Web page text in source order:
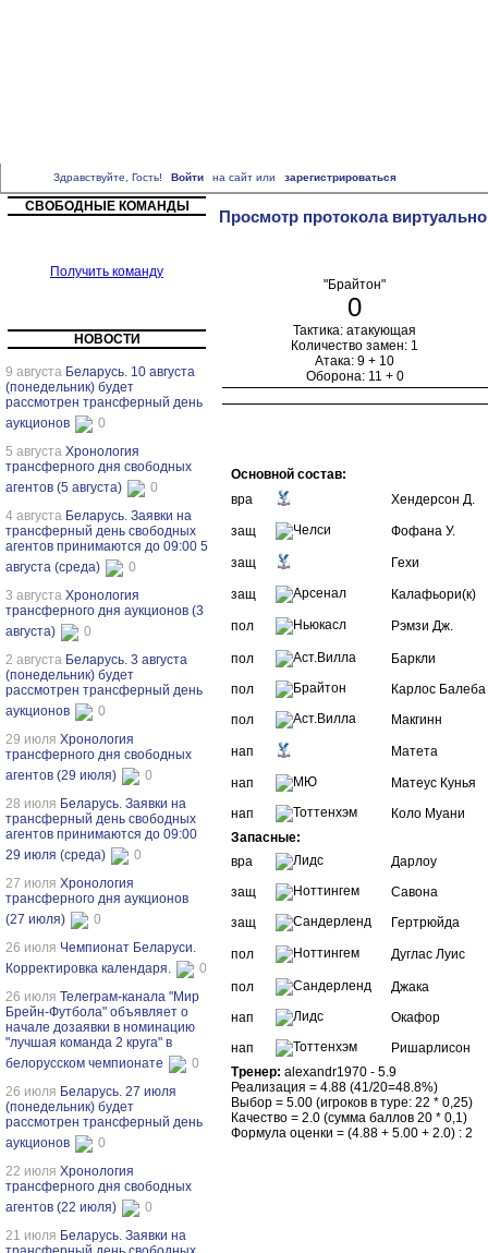
Здравствуйте, Гость!
Войти на сайт или зарегистрироваться
СВОБОДНЫЕ КОМАНДЫ
Получить команду
НОВОСТИ
9 августа Беларусь. 10 августа
(понедельник) будет
рассмотрен трансферный день
аукционов
0
5 августа Хронология
трансферного дня свободных
агентов (5 августа)
0
4 августа Беларусь. Заявки на
трансферный день свободных
агентов принимаются до 09:00 5
августа (среда)
0
3 августа Хронология
трансферного дня аукционов (3
августа)
0
2 августа Беларусь. 3 августа
(понедельник) будет
рассмотрен трансферный день
аукционов
0
29 июля Хронология
трансферного дня свободных
агентов (29 июля)
0
28 июля Беларусь. Заявки на
трансферный день свободных
агентов принимаются до 09:00
29 июля (среда)
0
27 июля Хронология
трансферного дня аукционов
(27 июля)
0
26 июля Чемпионат Беларуси.
Корректировка календаря.
0
26 июля Телеграм-канала "Мир
Брейн-Футбола" объявляет о
начале дозаявки в номинацию
"лучшая команда 2 круга" в
белорусском чемпионате
0
26 июля Беларусь. 27 июля
(понедельник) будет
рассмотрен трансферный день
аукционов
0
22 июля Хронология
трансферного дня свободных
агентов (22 июля)
0
21 июля Беларусь. Заявки на
Просмотр протокола
"Брайтон"
0
Тактика: атакующая
Количество замен: 1
Атака: 9 + 10
Оборона: 11 + 0
Основной состав:
вра
Хендерсон Д.
защ Фофана У.
защ Гехи
защ Калафьори(к)
пол Рэмзи Дж.
пол
Баркли
пол
Карлос Балеба
пол
Макгинн
нап Матета
нап
Матеус Кунья
нап
Коло Муани
Запасные:
вра
Дарлоу
защ
Савона
защ
Гертрюйда
пол Дуглас Луис
пол
Джака
нап
Окафор
нап
Ришарлисон
Тренер: alexandr1970 - 5.9
Реализация = 4.88 (41/20=48.8%)
Выбор = 5.00 (игроков в туре: 22 * 0,25)
Качество = 2.0 (сумма баллов 20 * 0,1)
Формула оценки = (4.88 + 5.00 + 2.0) : 2